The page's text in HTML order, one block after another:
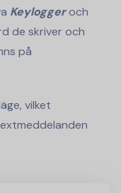
Keyloggeroch
de skriver och
på
vilket